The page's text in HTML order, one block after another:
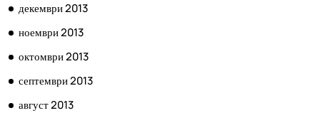
декември 2013
ноември 2013
октомври 2013
септември 2013
август 2013